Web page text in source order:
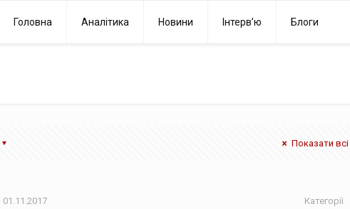
Головна Аналітика Новини Інтерв’ю Блоги
Показати всі
01.11.2017 Категорії